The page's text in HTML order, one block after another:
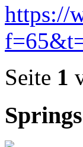
https://
Seite 1